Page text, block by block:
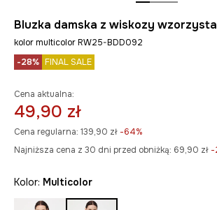
Bluzka damska z wiskozy wzorzysta
kolor multicolor RW25-BDD092
-28% FINAL SALE
Cena aktualna:
49,90 zł
Cena regularna: 139,90 zł -64%
Najniższa cena z 30 dni przed obniżką: 69,90 zł -
Kolor: multicolor